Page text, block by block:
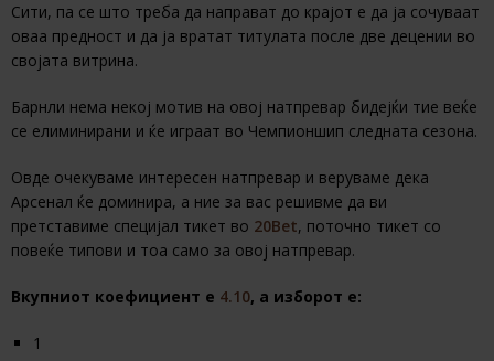
Сити, па се што треба да направат до крајот е да ја сочуваат
оваа предност и да ја вратат титулата после две децении во
својата витрина.
Барнли нема некој мотив на овој натпревар бидејќи тие веќе
се елиминирани и ќе играат во Чемпионшип следната сезона.
Овде очекуваме интересен натпревар и веруваме дека
Арсенал ќе доминира, а ние за вас решивме да ви
претставиме специјал тикет во 20Bet, поточно тикет со
повеќе типови и тоа само за овој натпревар.
Вкупниот коефициент е 4.10, a изборот е:
1